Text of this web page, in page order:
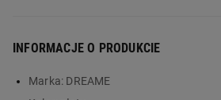
INFORMACJE O PRODUKCIE
Marka: DREAME